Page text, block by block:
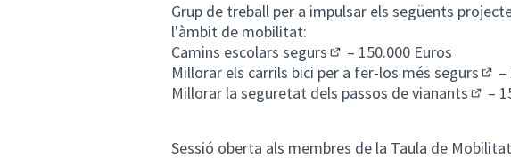
Grup de treball per a impulsar els següents
l'àmbit de mobilitat:
Camins escolars segurs
(Obrir en una pestanya
– 150.000 Euros
Millorar els carrils bici per a fer-los més segurs
–
Millorar la seguretat dels passos de vianants
–
Sessió oberta als membres de la Taula de